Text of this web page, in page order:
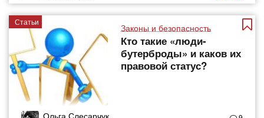
Статьи
Законы и безопасность
Кто такие «люди-
бутерброды» и каков их
правовой статус?
Ольга Слесарчук